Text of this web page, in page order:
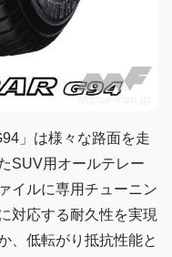
」は様々な路面を走
SUV用オールテレー
イルに専用チューニン
対応する耐久性を実現
、低転がり抵抗性能と